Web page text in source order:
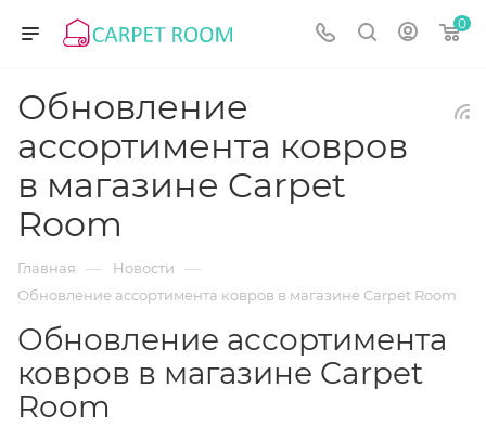
0
Обновление
ассортимента ковров
в магазине Carpet
Room
Главная — Новости —
Обновление ассортимента ковров в магазине Carpet Room
Обновление ассортимента
ковров в магазине Carpet
Room